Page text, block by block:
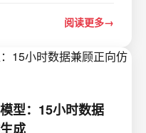
id"email" /></…
阅读更多
型：15小时数据
成